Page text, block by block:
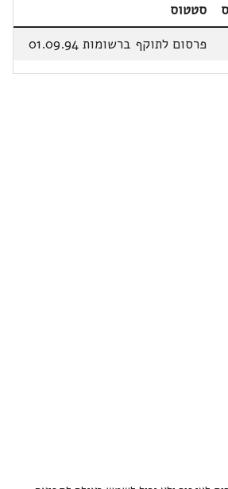
סטטוס
פרסום לתוקף ברשומות 01.09.94